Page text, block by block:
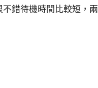
錯待機時間比較短，兩